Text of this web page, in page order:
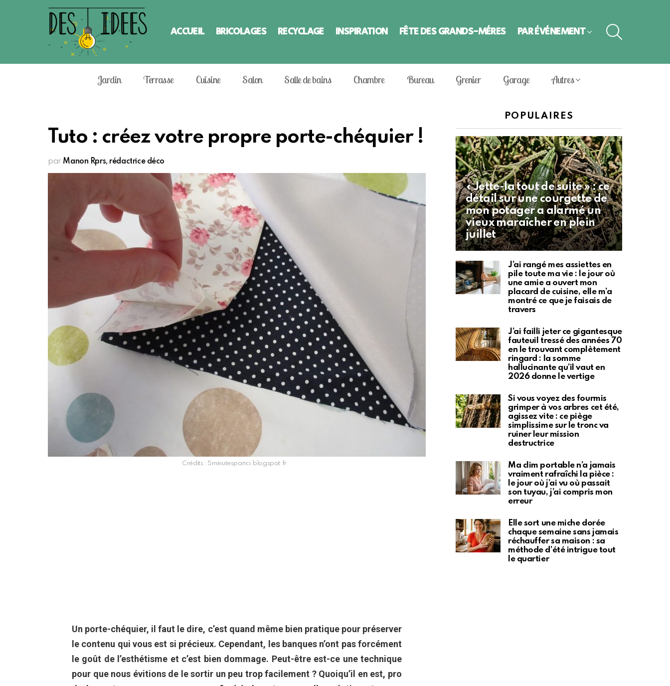
ACCUEIL BRICOLAGES RECYCLAGE INSPIRATION FÊTE DES GRANDS-MÈRES PAR ÉVÈNEMENT
Jardin Terrasse Cuisine Salon Salle de bains Chambre Bureau Grenier Garage Autres
Tuto : créez votre propre porte-chéquier !
par Manon Rprs, rédactrice déco
Crédits : 5minutesparici.blogspot.fr
Un porte-chéquier, il faut le dire, c’est quand même bien pratique pour préserver
le contenu qui vous est si précieux. Cependant, les banques n’ont pas forcément
le goût de l’esthétisme et c’est bien dommage. Peut-être est-ce une technique
pour que nous évitions de le sortir un peu trop facilement ? Quoiqu’il en est, pro
POPULAIRES
« Jette-la tout de suite » : ce
détail sur une courgette de
mon potager a alarmé un
vieux maraîcher en plein
juillet
J’ai rangé mes assiettes en
pile toute ma vie : le jour où
une amie a ouvert mon
placard de cuisine, elle m’a
montré ce que je faisais de
travers
J’ai failli jeter ce gigantesque
fauteuil tressé des années 70
en le trouvant complètement
ringard : la somme
hallucinante qu’il vaut en
2026 donne le vertige
Si vous voyez des fourmis
grimper à vos arbres cet été,
agissez vite : ce piège
simplissime sur le tronc va
ruiner leur mission
destructrice
Ma clim portable n’a jamais
vraiment rafraîchi la pièce :
le jour où j’ai vu où passait
son tuyau, j’ai compris mon
erreur
Elle sort une miche dorée
chaque semaine sans jamais
réchauffer sa maison : sa
méthode d’été intrigue tout
le quartier